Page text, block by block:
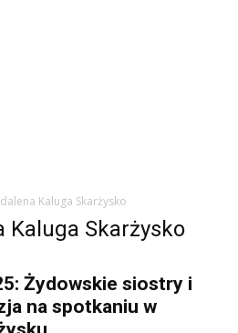
Kaluga Skarżysko
Kaluga Skarżysko
Żydowskie siostry i
na spotkaniu w